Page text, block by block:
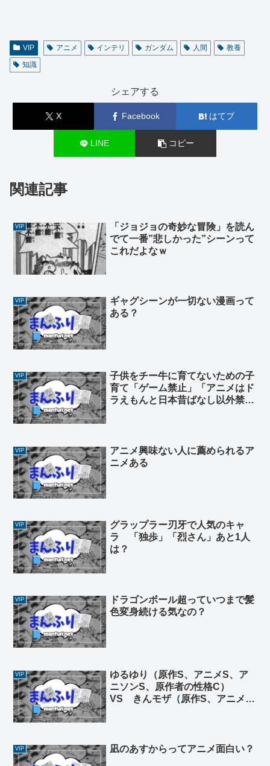
VIP アニメ インテリ ガンダム 人間
教養
知識
シェアする
X Facebook はてブ
LINE コピー
関連記事
VIP
「ジョジョの奇妙な冒険」を読ん
でて一番”悲しかった”シーンって
これだよなｗ
VIP
ギャグシーンが一切ない漫画って
ある？
VIP
子供をチー牛に育てないための子
育て「ゲーム禁止」「アニメはド
ラえもんと日本昔ばなし以外禁
VIP
アニメ興味ない人に薦められるア
ニメある
VIP
グラップラー刃牙で人気のキャ
ラ 「独歩」「烈さん」あと1人
は？
VIP
ドラゴンボール超っていつまで髪
色変身続ける気なの？
VIP
ゆるゆり（原作S、アニメS、ア
ニソンS、原作者の性格C）
VS きんモザ（原作S、アニメ
VIP 凪のあすからってアニメ面白い？